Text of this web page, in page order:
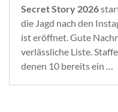
Secret Story 2026
die Jagd nach den
ist eröffnet. Gute
verlässliche Liste.
denen 10 bereits ein …